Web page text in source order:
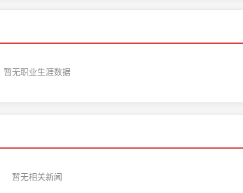
暂无职业生涯数据
暂无相关新闻